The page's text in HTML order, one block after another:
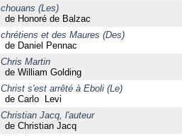
chouans (Les)
de Honoré de Balzac
chrétiens et des Maures (Des)
de Daniel Pennac
Chris Martin
de William Golding
Christ s'est arrêté à Eboli (Le)
de Carlo Levi
Christian Jacq, l'auteur
de Christian Jacq